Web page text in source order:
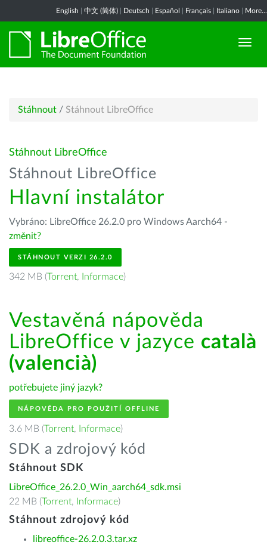
English 中文 (简体) Deutsch Español Français Italiano More...
Stáhnout / Stáhnout LibreOffice
Stáhnout LibreOffice
Stáhnout LibreOffice
Hlavní instalátor
Vybráno: LibreOffice 26.2.0 pro Windows Aarch64 -
změnit?
STÁHNOUT VERZI 26.2.0
342 MB (Torrent, Informace)
Vestavěná nápověda
LibreOffice v jazyce català
(valencià)
potřebujete jiný jazyk?
NÁPOVĚDA PRO POUŽITÍ OFFLINE
3.6 MB (Torrent, Informace)
SDK a zdrojový kód
Stáhnout SDK
LibreOffice_26.2.0_Win_aarch64_sdk.msi
22 MB (Torrent, Informace)
Stáhnout zdrojový kód
libreoffice-26.2.0.3.tar.xz